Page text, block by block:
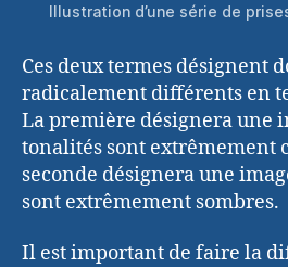
Illustration d’une série de
Ces deux termes désignent
radicalement différents en
La première désignera une
tonalités sont extrêmement
seconde désignera une
sont extrêmement sombres.
Il est important de faire la